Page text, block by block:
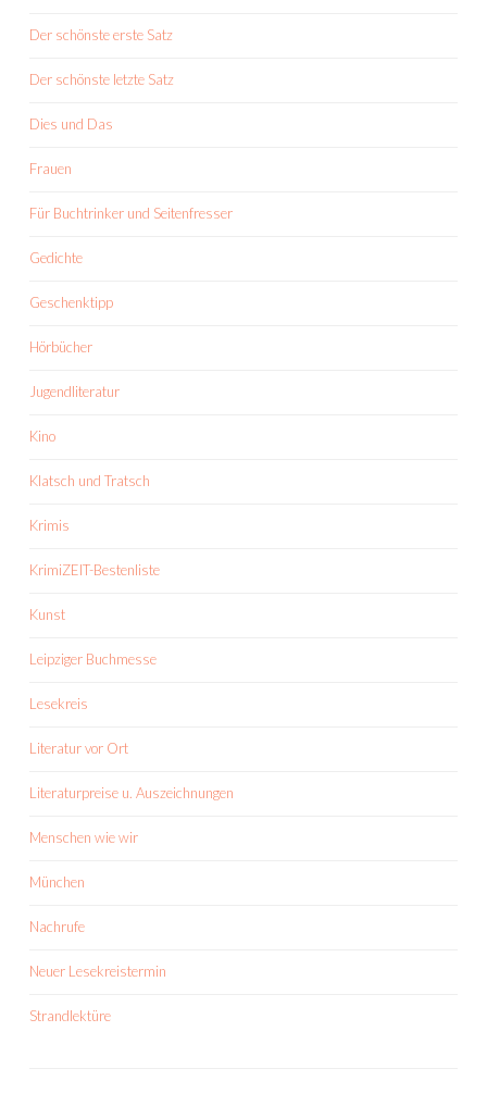
Der schönste erste Satz
Der schönste letzte Satz
Dies und Das
Frauen
Für Buchtrinker und Seitenfresser
Gedichte
Geschenktipp
Hörbücher
Jugendliteratur
Kino
Klatsch und Tratsch
Krimis
KrimiZEIT-Bestenliste
Kunst
Leipziger Buchmesse
Lesekreis
Literatur vor Ort
Literaturpreise u. Auszeichnungen
Menschen wie wir
München
Nachrufe
Neuer Lesekreistermin
Strandlektüre